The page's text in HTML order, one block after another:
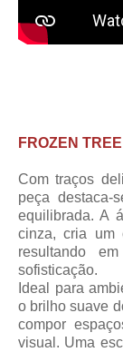
FROZEN TREE
Com traços
peça destaca-
equilibrada. A
cinza, cria um
resultando
sofisticação.
Ideal para
o brilho suave
compor
visual. Uma